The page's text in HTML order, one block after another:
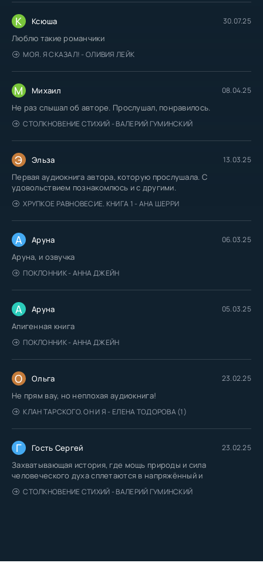
К Ксюша 30.07.25
Люблю такие романчики
МОЯ. Я СКАЗАЛ! - ОЛИВИЯ ЛЕЙК
М Михаил 08.04.25
Не раз слышал об авторе. Прослушал, понравилось.
СТОЛКНОВЕНИЕ СТИХИЙ - ВАЛЕРИЙ ГУМИНСКИЙ
Э Эльза 13.03.25
Первая аудиокнига автора, которую прослушала. С
удовольствием познакомлюсь и с другими.
ХРУПКОЕ РАВНОВЕСИЕ. КНИГА 1 - АНА ШЕРРИ
А Аруна 06.03.25
Аруна, и озвучка
ПОКЛОННИК - АННА ДЖЕЙН
А Аруна 05.03.25
Апигенная книга
ПОКЛОННИК - АННА ДЖЕЙН
О Ольга 23.02.25
Не прям вау, но неплохая аудиокнига!
КЛАН ТАРСКОГО. ОН И Я - ЕЛЕНА ТОДОРОВА (1)
Г Гость Сергей 23.02.25
Захватывающая история, где мощь природы и сила
человеческого духа сплетаются в напряжённый и
СТОЛКНОВЕНИЕ СТИХИЙ - ВАЛЕРИЙ ГУМИНСКИЙ